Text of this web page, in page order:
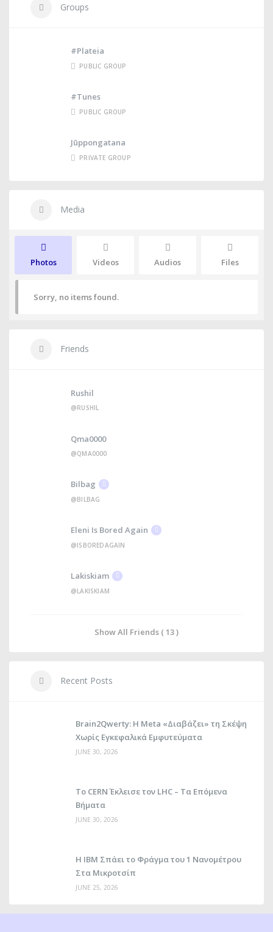
Groups
#Plateia
PUBLIC GROUP
#Tunes
PUBLIC GROUP
Jūppongatana
PRIVATE GROUP
Media
Photos Videos Audios Files
Sorry, no items found.
Friends
Rushil
@RUSHIL
Qma0000
@QMA0000
Bilbag
@BILBAG
Eleni Is Bored Again
@ISBOREDAGAIN
Lakiskiam
@LAKISKIAM
Show All Friends ( 13 )
Recent Posts
Brain2Qwerty: Η Meta «Διαβάζει» τη Σκέψη
Χωρίς Εγκεφαλικά Εμφυτεύματα
JUNE 30, 2026
Το CERN Έκλεισε τον LHC – Τα Επόμενα
Βήματα
JUNE 30, 2026
Η IBM Σπάει το Φράγμα του 1 Νανομέτρου
Στα Μικροτσίπ
JUNE 25, 2026